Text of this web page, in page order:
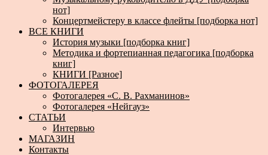
нот]
Концертмейстеру в классе флейты [подборка нот]
ВСЕ КНИГИ
История музыки [подборка книг]
Методика и фортепианная педагогика [подборка
книг]
КНИГИ [Разное]
ФОТОГАЛЕРЕЯ
Фотогалерея «С. В. Рахманинов»
Фотогалерея «Нейгауз»
СТАТЬИ
Интервью
МАГАЗИН
Контакты